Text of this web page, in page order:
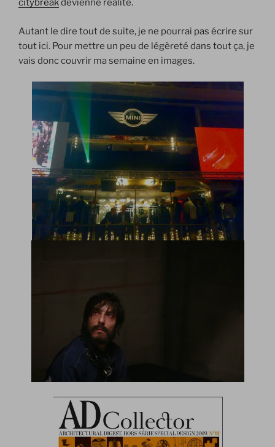
citybreakdevienne réalité.
Autant le dire tout de suite, je ne pourrai pas écrire sur
tout ici. Pour mettre un peu de légèreté dans tout ça, je
vais donc couvrir ma semaine en images.